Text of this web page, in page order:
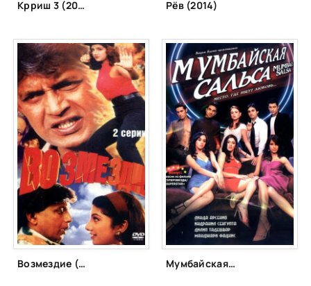
Крриш 3 (2013) Рёв (2014)
Возмездие (1996) Мумбайская сальса (2007)